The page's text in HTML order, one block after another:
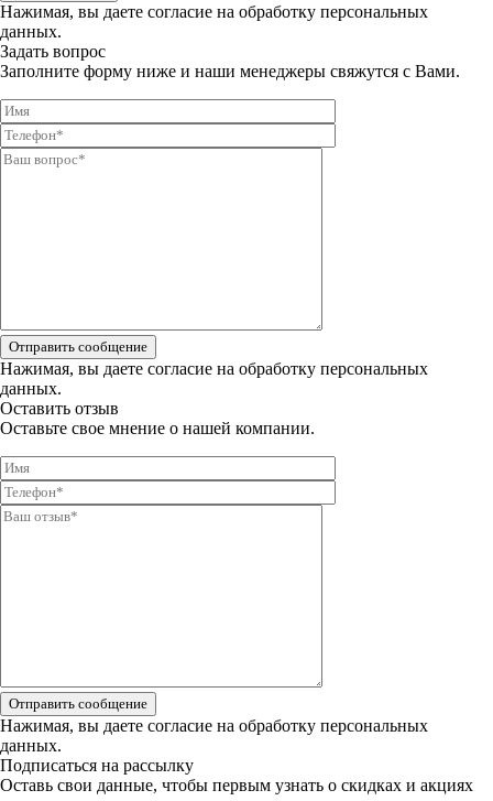
Нажимая, вы даете согласие на обработку персональных
данных.
Задать вопрос
Заполните форму ниже и наши менеджеры свяжутся с Вами.
Отправить сообщение
Нажимая, вы даете согласие на обработку персональных
данных.
Оставить отзыв
Оставьте свое мнение о нашей компании.
Отправить сообщение
Нажимая, вы даете согласие на обработку персональных
данных.
Подписаться на рассылку
Оставь свои данные, чтобы первым узнать о скидках и акциях